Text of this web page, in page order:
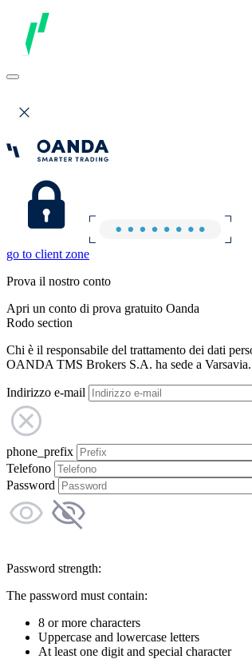
go to client zone
Prova il nostro conto
Apri un conto di prova gratuito Oanda
Rodo section
Chi è il responsabile del trattamento dei dati
OANDA TMS Brokers S.A. ha sede a Varsavia.
Indirizzo e-mail
phone_prefix
Telefono
Password
Password strength:
The password must contain:
8 or more characters
Uppercase and lowercase letters
At least one digit and special character